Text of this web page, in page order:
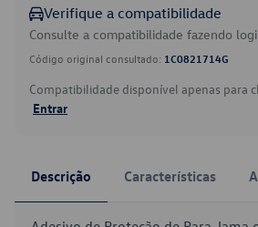
Verifique a compatibilidade
Consulte a compatibilidade fazendo
Código original consultado: 1C0821714G
Compatibilidade disponível apenas para
Entrar
Descrição Características